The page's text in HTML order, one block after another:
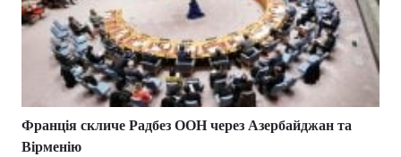
Франція скличе Радбез ООН через Азербайджан та
Вірменію